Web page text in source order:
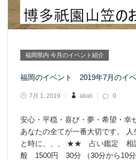
福岡県内 今月のイベント紹介
福岡のイベント 2019年7月のイ
7月 1, 2019 akali 0
安心・平穏・喜び・夢・希望・幸
あなたの全てが一番大切です。
と時に、、、 ★★ 占い鑑定
般 1500円 30分 （30分から10分